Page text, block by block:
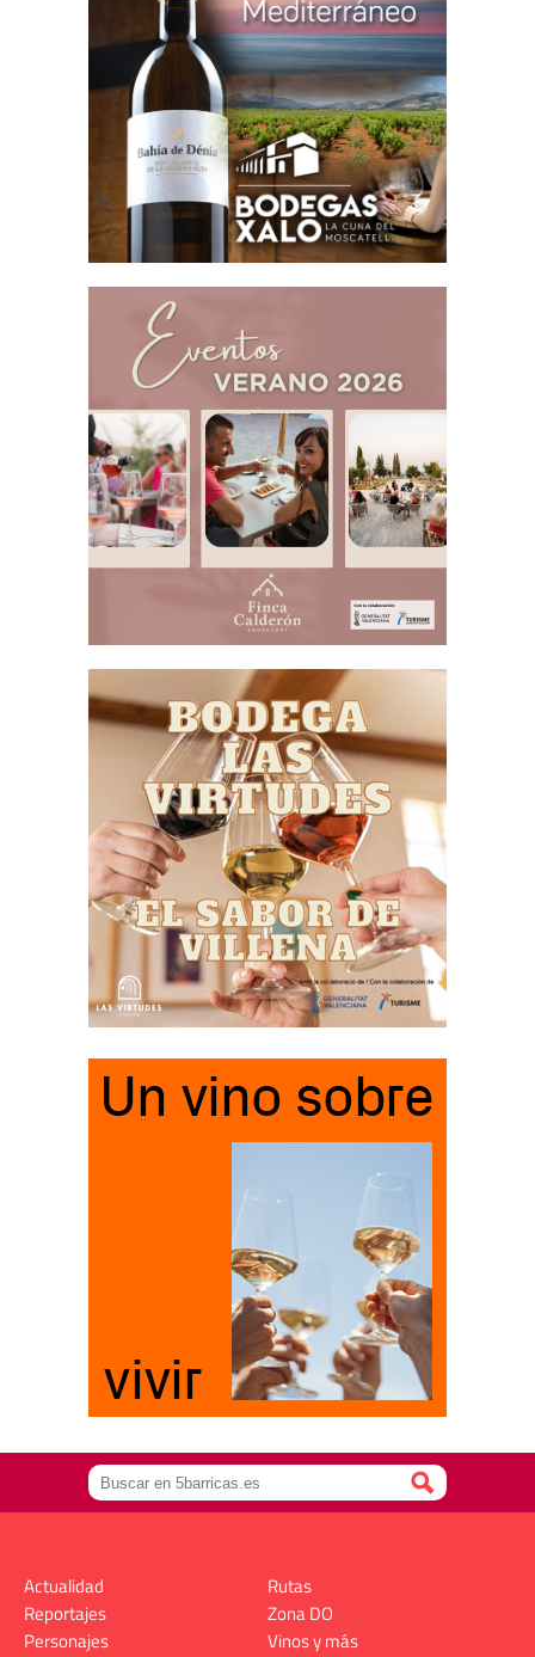
Actualidad
Reportajes
Personajes
Rutas
Zona DO
Vinos y más